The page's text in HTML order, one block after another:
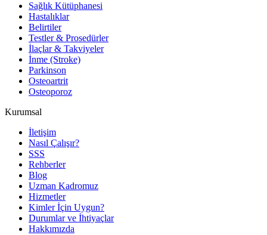
Sağlık Kütüphanesi
Hastalıklar
Belirtiler
Testler & Prosedürler
İlaçlar & Takviyeler
İnme (Stroke)
Parkinson
Osteoartrit
Osteoporoz
Kurumsal
İletişim
Nasıl Çalışır?
SSS
Rehberler
Blog
Uzman Kadromuz
Hizmetler
Kimler İçin Uygun?
Durumlar ve İhtiyaçlar
Hakkımızda